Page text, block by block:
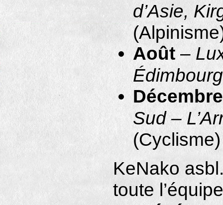
d’Asie,
Août –
Édimbourg
Décembre
Sud –
(Cyclisme)
KeNako
toute